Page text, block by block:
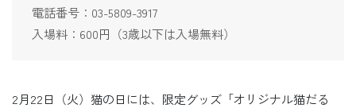
電話番号：03-5809-3917
入場料：600円（3歳以下は入場無料）
2月22日（火）猫の日には、限定グッズ「オリジナル猫だる